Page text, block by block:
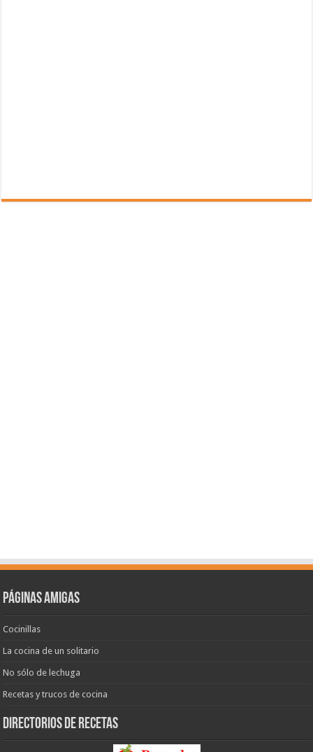
Páginas amigas
Cocinillas
La cocina de un solitario
No sólo de lechuga
Recetas y trucos de cocina
Directorios de recetas